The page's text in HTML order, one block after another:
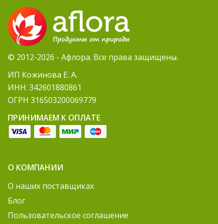
© 2012-2026 - Афлора. Все права защищены.
ИП Кожинова Е. А.
ИНН: 342601880861
ОГРН 316503200069779
ПРИНИМАЕМ К ОПЛАТЕ
О КОМПАНИИ
О наших поставщиках
Блог
Пользовательское соглашение